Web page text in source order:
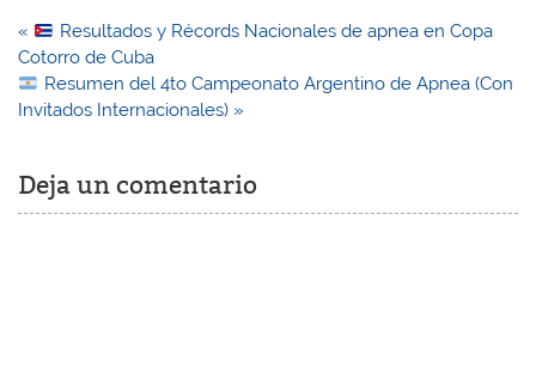
Navegación
de
entradas
«
Resultados y Récords Nacionales de apnea en Copa
Cotorro de Cuba
Resumen del 4to Campeonato Argentino de Apnea (Con
Invitados Internacionales) »
Deja un comentario